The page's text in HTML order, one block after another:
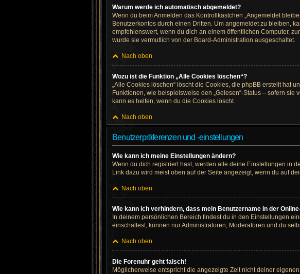
Warum werde ich automatisch abgemeldet?
Wenn du beim Anmelden das Kontrollkästchen „Angemeldet
Benutzerkontos durch einen Dritten. Um angemeldet zu bleiben,
empfehlenswert, wenn du dich an einem öffentlichen Computer,
wurde sie vermutlich von der Board-Administration ausgeschaltet.
Nach oben
Wozu ist die Funktion „Alle Cookies löschen“?
„Alle Cookies löschen“ löscht die Cookies, die phpBB erstellt hat
Funktionen, wie beispielsweise den „Gelesen“-Status – sofern
kann es helfen, wenn du die Cookies löscht.
Nach oben
Benutzerpräferenzen und -einstellungen
Wie kann ich meine Einstellungen ändern?
Wenn du dich registriert hast, werden alle deine Einstellungen in
Link dazu wird meist oben auf der Seite angezeigt, wenn du auf
Nach oben
Wie kann ich verhindern, dass mein Benutzername in der
In deinem persönlichen Bereich findest du in den Einstellungen
einschaltest, können nur Administratoren, Moderatoren und du
Nach oben
Die Forenuhr geht falsch!
Möglicherweise entspricht die angezeigte Zeit nicht deiner